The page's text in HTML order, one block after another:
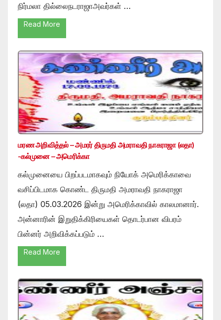
நிர்மலா தில்லைநடராஜாஅவர்கள் …
Read More
மரண அறிவித்தல் – அமரர் திருமதி அமராவதி நாகராஜா (லதா)
-கல்முனை – அமெரிக்கா
கல்முனையை பிறப்படமாகவும் நியோக் அமெரிக்காவை
வசிப்பிடமாக கொண்ட திருமதி அமராவதி நாகராஜா
(லதா) 05.03.2026 இன்று அமெரிக்காவில் காலமானார்.
அன்னாரின் இறுதிக்கிரியைகள் தொடர்பான விபரம்
பின்னர் அறிவிக்கப்படும் …
Read More